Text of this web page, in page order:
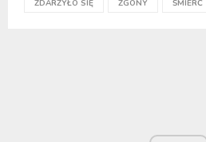
ZDARZYŁO SIĘ ZGONY ŚMIERĆ